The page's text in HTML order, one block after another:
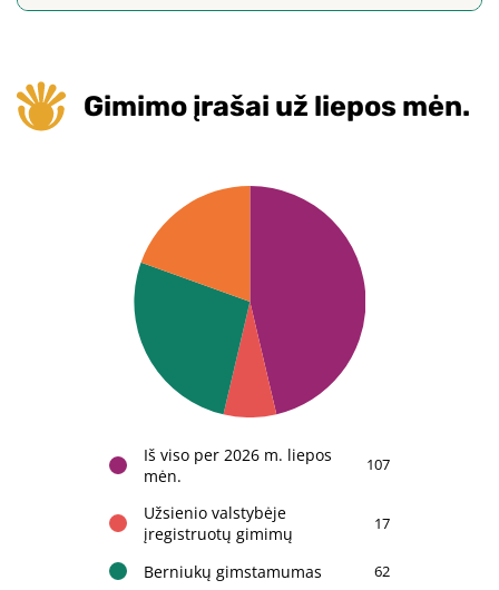
Gimimo įrašai už liepos mėn.
Iš viso per 2026 m. liepos
mėn.
107
Užsienio valstybėje
įregistruotų gimimų
17
Berniukų gimstamumas 62